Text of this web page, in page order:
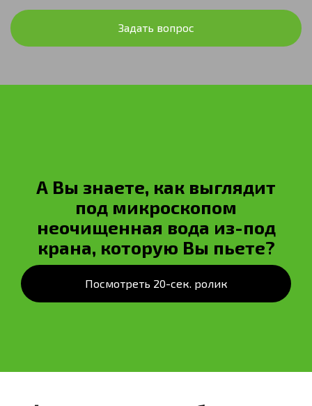
Задать вопрос
А Вы знаете, как выглядит
под микроскопом
неочищенная вода из-под
крана, которую Вы пьете?
Посмотреть 20-сек. ролик